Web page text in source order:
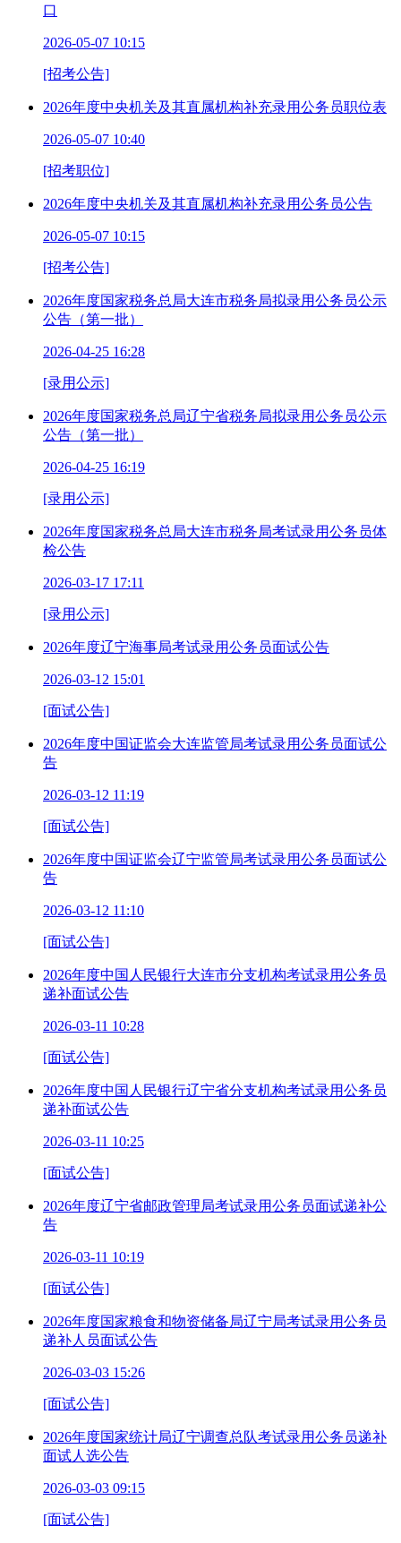
口
2026-05-07 10:15
[招考公告]
2026年度中央机关及其直属机构补充录用公务员职位表
2026-05-07 10:40
[招考职位]
2026年度中央机关及其直属机构补充录用公务员公告
2026-05-07 10:15
[招考公告]
2026年度国家税务总局大连市税务局拟录用公务员公示
公告（第一批）
2026-04-25 16:28
[录用公示]
2026年度国家税务总局辽宁省税务局拟录用公务员公示
公告（第一批）
2026-04-25 16:19
[录用公示]
2026年度国家税务总局大连市税务局考试录用公务员体
检公告
2026-03-17 17:11
[录用公示]
2026年度辽宁海事局考试录用公务员面试公告
2026-03-12 15:01
[面试公告]
2026年度中国证监会大连监管局考试录用公务员面试公
告
2026-03-12 11:19
[面试公告]
2026年度中国证监会辽宁监管局考试录用公务员面试公
告
2026-03-12 11:10
[面试公告]
2026年度中国人民银行大连市分支机构考试录用公务员
递补面试公告
2026-03-11 10:28
[面试公告]
2026年度中国人民银行辽宁省分支机构考试录用公务员
递补面试公告
2026-03-11 10:25
[面试公告]
2026年度辽宁省邮政管理局考试录用公务员面试递补公
告
2026-03-11 10:19
[面试公告]
2026年度国家粮食和物资储备局辽宁局考试录用公务员
递补人员面试公告
2026-03-03 15:26
[面试公告]
2026年度国家统计局辽宁调查总队考试录用公务员递补
面试人选公告
2026-03-03 09:15
[面试公告]